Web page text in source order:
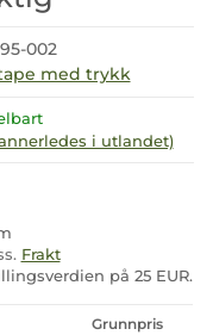
002
med trykk
i utlandet)
Frakt
på 25 EUR.
Grunnpris